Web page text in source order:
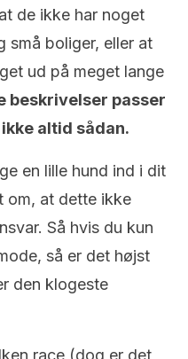
de ikke har noget
små boliger, eller at
ud på meget lange
beskrivelser passer
altid sådan.
en lille hund ind i dit
om, at dette ikke
Så hvis du kun
så er det højst
den klogeste
race (dog er det